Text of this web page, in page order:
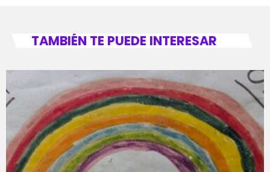
TAMBIÉN TE PUEDE INTERESAR